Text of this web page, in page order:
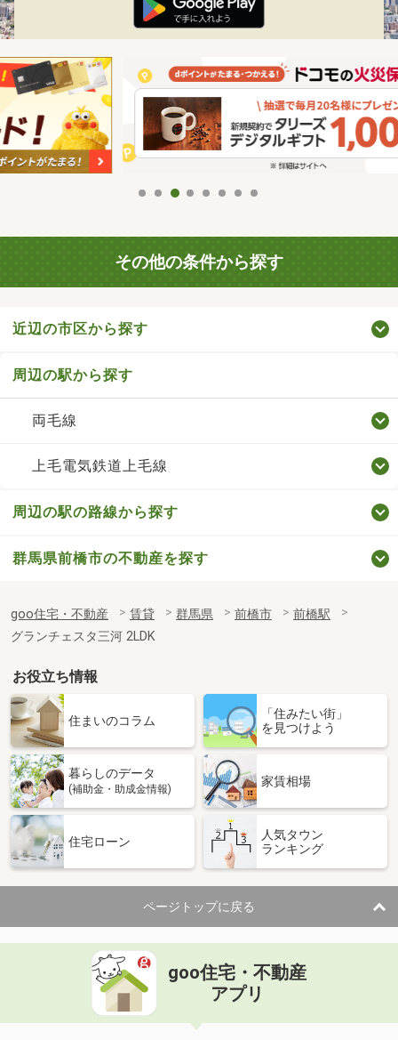
その他の条件から探す
近辺の市区から探す
周辺の駅から探す
両毛線
上毛電気鉄道上毛線
周辺の駅の路線から探す
群馬県前橋市の不動産を探す
goo住宅・不動産 賃貸 群馬県 前橋市
前橋駅
グランチェスタ三河 2LDK
お役立ち情報
住まいのコラム
「住みたい街」
を見つけよう
暮らしのデータ
(補助金・助成金情報)
家賃相場
住宅ローン
人気タウン
ランキング
ページトップに戻る
goo住宅・不動産
アプリ